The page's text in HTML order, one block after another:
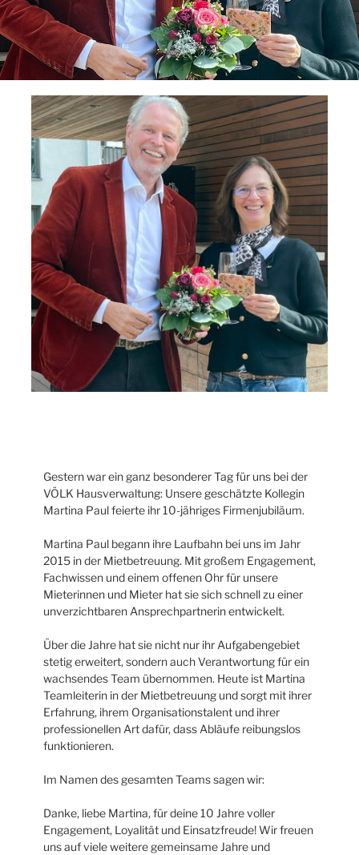
Gestern war ein ganz besonderer Tag für uns bei der
VÖLK Hausverwaltung: Unsere geschätzte Kollegin
Martina Paul feierte ihr 10-jähriges Firmenjubiläum.
Martina Paul begann ihre Laufbahn bei uns im Jahr
2015 in der Mietbetreuung. Mit großem Engagement,
Fachwissen und einem offenen Ohr für unsere
Mieterinnen und Mieter hat sie sich schnell zu einer
unverzichtbaren Ansprechpartnerin entwickelt.
Über die Jahre hat sie nicht nur ihr Aufgabengebiet
stetig erweitert, sondern auch Verantwortung für ein
wachsendes Team übernommen. Heute ist Martina
Teamleiterin in der Mietbetreuung und sorgt mit ihrer
Erfahrung, ihrem Organisationstalent und ihrer
professionellen Art dafür, dass Abläufe reibungslos
funktionieren.
Im Namen des gesamten Teams sagen wir:
Danke, liebe Martina, für deine 10 Jahre voller
Engagement, Loyalität und Einsatzfreude! Wir freuen
uns auf viele weitere gemeinsame Jahre und